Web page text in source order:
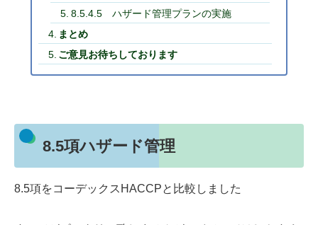
8.5.4.5 ハザード管理プランの実施
まとめ
ご意見お待ちしております
8.5項ハザード管理
8.5項をコーデックスHACCPと比較しました